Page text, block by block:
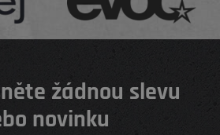
žádnou slevu
novinku